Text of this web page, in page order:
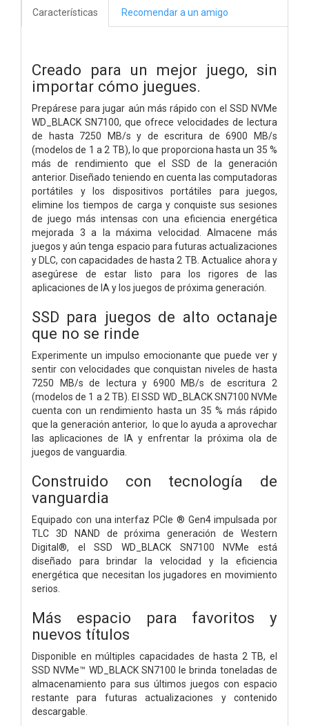
Características Recomendar a un amigo
Creado para un mejor juego, sin
importar cómo juegues.
Prepárese para jugar aún más rápido con el SSD NVMe
WD_BLACK SN7100, que ofrece velocidades de lectura
de hasta 7250 MB/s y de escritura de 6900 MB/s
(modelos de 1 a 2 TB), lo que proporciona hasta un 35 %
más de rendimiento que el SSD de la generación
anterior. Diseñado teniendo en cuenta las computadoras
portátiles y los dispositivos portátiles para juegos,
elimine los tiempos de carga y conquiste sus sesiones
de juego más intensas con una eficiencia energética
mejorada 3 a la máxima velocidad. Almacene más
juegos y aún tenga espacio para futuras actualizaciones
y DLC, con capacidades de hasta 2 TB. Actualice ahora y
asegúrese de estar listo para los rigores de las
aplicaciones de IA y los juegos de próxima generación.
SSD para juegos de alto octanaje
que no se rinde
Experimente un impulso emocionante que puede ver y
sentir con velocidades que conquistan niveles de hasta
7250 MB/s de lectura y 6900 MB/s de escritura 2
(modelos de 1 a 2 TB). El SSD WD_BLACK SN7100 NVMe
cuenta con un rendimiento hasta un 35 % más rápido
que la generación anterior, lo que lo ayuda a aprovechar
las aplicaciones de IA y enfrentar la próxima ola de
juegos de vanguardia.
Construido con tecnología de
vanguardia
Equipado con una interfaz PCIe ® Gen4 impulsada por
TLC 3D NAND de próxima generación de Western
Digital®, el SSD WD_BLACK SN7100 NVMe está
diseñado para brindar la velocidad y la eficiencia
energética que necesitan los jugadores en movimiento
serios.
Más espacio para favoritos y
nuevos títulos
Disponible en múltiples capacidades de hasta 2 TB, el
SSD NVMe™ WD_BLACK SN7100 le brinda toneladas de
almacenamiento para sus últimos juegos con espacio
restante para futuras actualizaciones y contenido
descargable.